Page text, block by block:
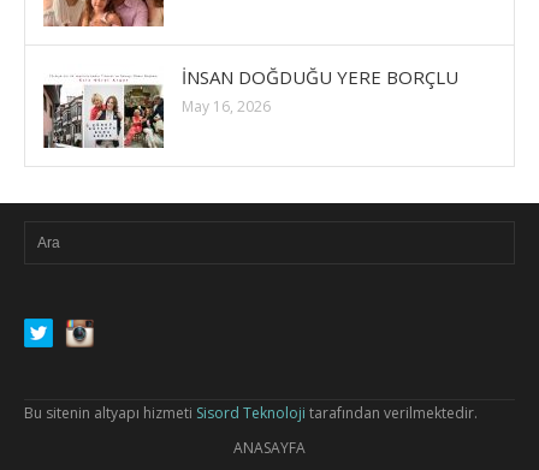
İNSAN DOĞDUĞU YERE BORÇLU
May 16, 2026
Bu sitenin altyapı hizmeti Sisord Teknoloji tarafından verilmektedir.
ANASAYFA